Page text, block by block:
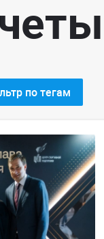
по тегам